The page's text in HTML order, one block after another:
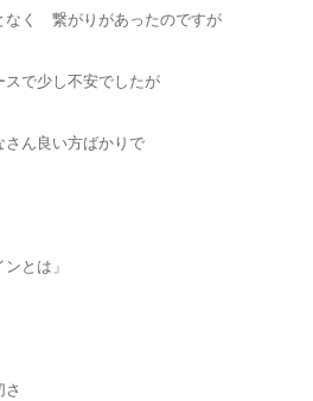
く 繋がりがあったのですが
で少し不安でしたが
ん良い方ばかりで
とは」